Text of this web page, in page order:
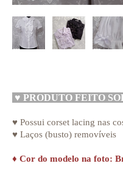
♥ PRODUTO FEITO
♥ Possui corset lacing nas
♥ Laços (busto) removíveis
♦ Cor do modelo na foto: